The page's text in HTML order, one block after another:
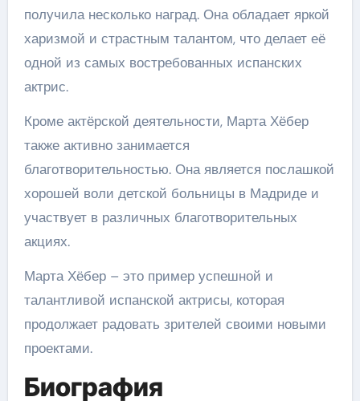
получила несколько наград. Она обладает яркой
харизмой и страстным талантом, что делает её
одной из самых востребованных испанских
актрис.
Кроме актёрской деятельности, Марта Хёбер
также активно занимается
благотворительностью. Она является послашкой
хорошей воли детской больницы в Мадриде и
участвует в различных благотворительных
акциях.
Марта Хёбер – это пример успешной и
талантливой испанской актрисы, которая
продолжает радовать зрителей своими новыми
проектами.
Биография